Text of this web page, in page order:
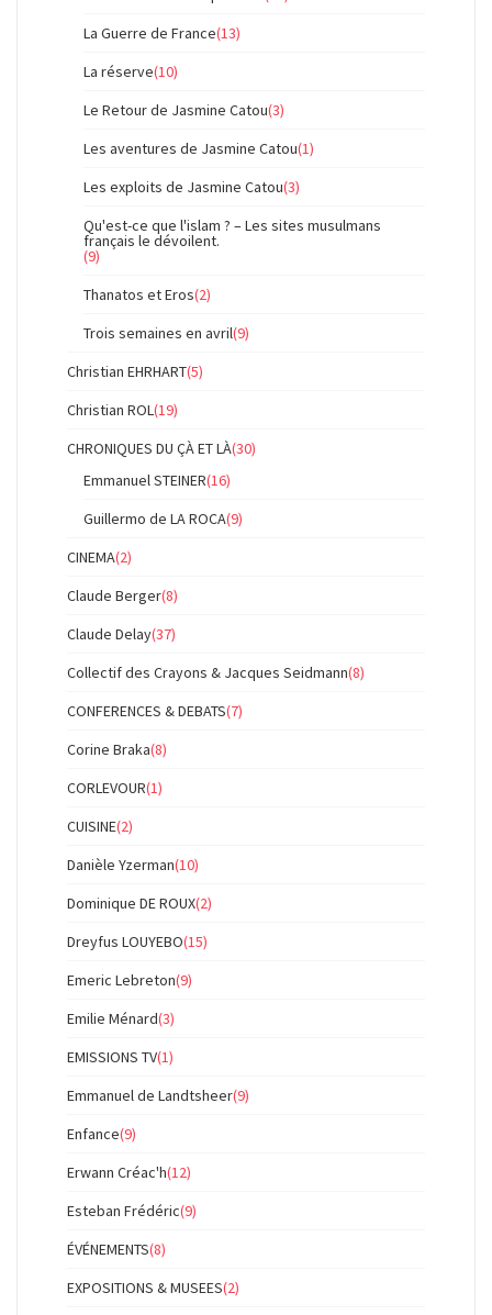
La Guerre de France(13)
La réserve(10)
Le Retour de Jasmine Catou(3)
Les aventures de Jasmine Catou(1)
Les exploits de Jasmine Catou(3)
Qu'est-ce que l'islam ? – Les sites musulmans
français le dévoilent.
(9)
Thanatos et Eros(2)
Trois semaines en avril(9)
Christian EHRHART(5)
Christian ROL(19)
CHRONIQUES DU ÇÀ ET LÀ(30)
Emmanuel STEINER(16)
Guillermo de LA ROCA(9)
CINEMA(2)
Claude Berger(8)
Claude Delay(37)
Collectif des Crayons & Jacques Seidmann(8)
CONFERENCES & DEBATS(7)
Corine Braka(8)
CORLEVOUR(1)
CUISINE(2)
Danièle Yzerman(10)
Dominique DE ROUX(2)
Dreyfus LOUYEBO(15)
Emeric Lebreton(9)
Emilie Ménard(3)
EMISSIONS TV(1)
Emmanuel de Landtsheer(9)
Enfance(9)
Erwann Créac'h(12)
Esteban Frédéric(9)
ÉVÉNEMENTS(8)
EXPOSITIONS & MUSEES(2)